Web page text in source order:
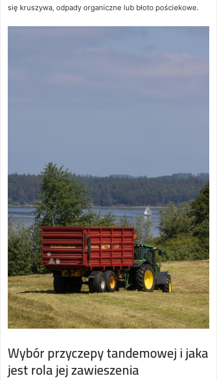
się kruszywa, odpady organiczne lub błoto pościekowe.
Wybór przyczepy tandemowej i jaka
jest rola jej zawieszenia